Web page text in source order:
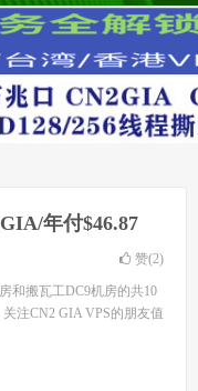
年付$46.87
赞(2)
和搬瓦工DC9机房的共10
注CN2 GIA VPS的朋友值